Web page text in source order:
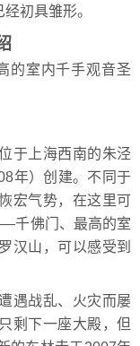
初具雏形。
室内千手观音圣
于上海西南的朱泾
年）创建。不同于
宏气势，在这里可
千佛门、最高的室
汉山，可以感受到
战乱、火灾而屡
剩下一座大殿，但